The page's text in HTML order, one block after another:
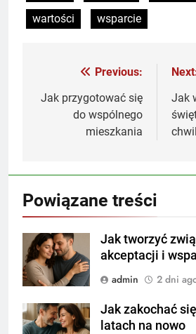
wartości
wsparcie
Nawigacja
wpisu
Previous:
Jak przygotować się
do wspólnego
mieszkania
Jak
Powiązane treści
Jak tworzyć
akceptacji i
admin
2 dni
Jak zakochać
latach na nowo